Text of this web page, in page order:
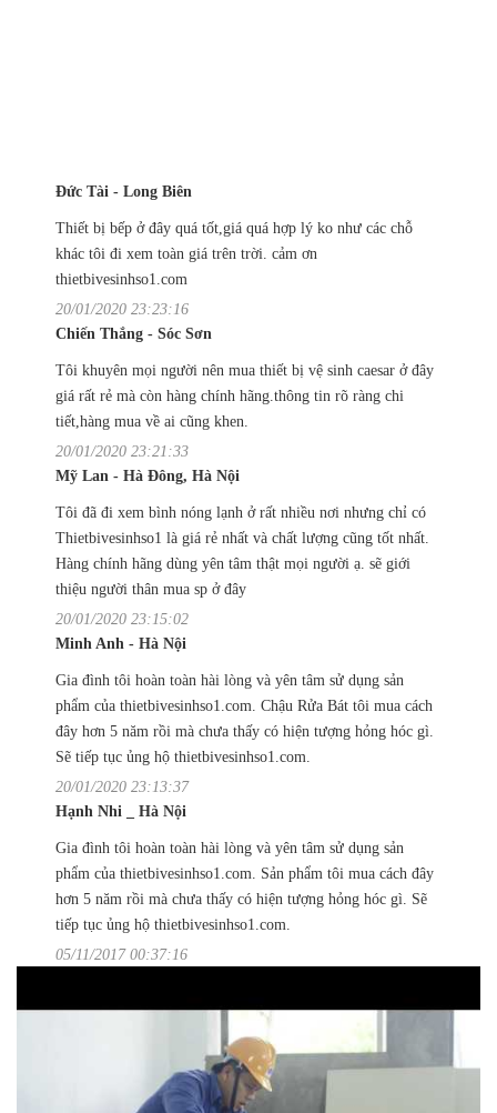
Đức Tài - Long Biên
Thiết bị bếp ở đây quá tốt,giá quá hợp lý ko như các chỗ
khác tôi đi xem toàn giá trên trời. cảm ơn
thietbivesinhso1.com
20/01/2020 23:23:16
Chiến Thắng - Sóc Sơn
Tôi khuyên mọi người nên mua thiết bị vệ sinh caesar ở đây
giá rất rẻ mà còn hàng chính hãng.thông tin rõ ràng chi
tiết,hàng mua về ai cũng khen.
20/01/2020 23:21:33
Mỹ Lan - Hà Đông, Hà Nội
Tôi đã đi xem bình nóng lạnh ở rất nhiều nơi nhưng chỉ có
Thietbivesinhso1 là giá rẻ nhất và chất lượng cũng tốt nhất.
Hàng chính hãng dùng yên tâm thật mọi người ạ. sẽ giới
thiệu người thân mua sp ở đây
20/01/2020 23:15:02
Minh Anh - Hà Nội
Gia đình tôi hoàn toàn hài lòng và yên tâm sử dụng sản
phẩm của thietbivesinhso1.com. Chậu Rửa Bát tôi mua cách
đây hơn 5 năm rồi mà chưa thấy có hiện tượng hỏng hóc gì.
Sẽ tiếp tục ủng hộ thietbivesinhso1.com.
20/01/2020 23:13:37
Hạnh Nhi _ Hà Nội
Gia đình tôi hoàn toàn hài lòng và yên tâm sử dụng sản
phẩm của thietbivesinhso1.com. Sản phẩm tôi mua cách đây
hơn 5 năm rồi mà chưa thấy có hiện tượng hỏng hóc gì. Sẽ
tiếp tục ủng hộ thietbivesinhso1.com.
05/11/2017 00:37:16